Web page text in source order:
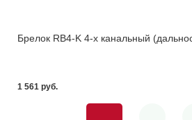
Брелок RB4-K 4-х канальный
1 561 pуб.